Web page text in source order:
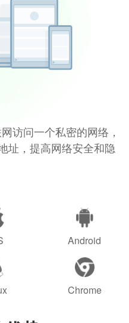
访问一个私密的网络，
址，提高网络安全和隐
Android
Chrome